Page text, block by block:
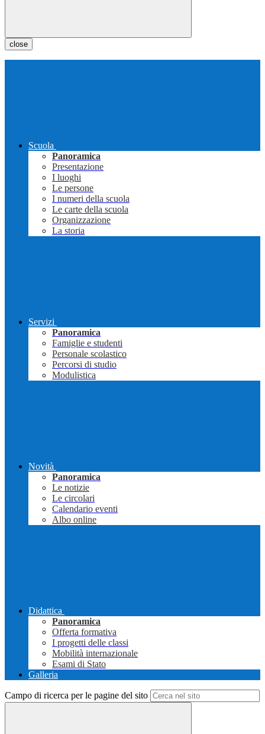
close
Scuola
Panoramica
Presentazione
I luoghi
Le persone
I numeri della scuola
Le carte della scuola
Organizzazione
La storia
Servizi
Panoramica
Famiglie e studenti
Personale scolastico
Percorsi di studio
Modulistica
Novità
Panoramica
Le notizie
Le circolari
Calendario eventi
Albo online
Didattica
Panoramica
Offerta formativa
I progetti delle classi
Mobilità internazionale
Esami di Stato
Galleria
Campo di ricerca per le pagine del sito